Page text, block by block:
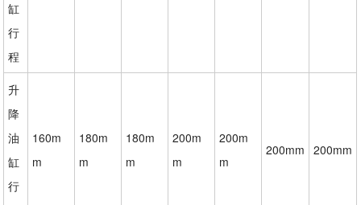
缸
行
程
升
降
油
缸
行
160m
m
180m
m
180m
m
200m
m
200m
m
200mm 200mm